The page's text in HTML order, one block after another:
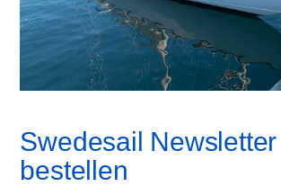
Swedesail Newsletter
bestellen